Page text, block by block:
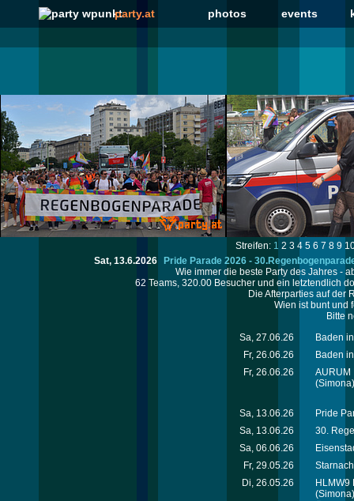
party.at photos events
Streifen: 1 2 3 4 5 6 7 8 9
Sat, 13.6.2026
Pride Parade 2026 -
Wie immer die beste Party des Jahres -
62 Teams, 320.00 Besucher und ein letztendlich
Die Afterparties auf der
Wien ist bunt und
Bitte
Sa, 27.06.26
Baden
Fr, 26.06.26
Baden
Fr, 26.06.26
AURUM
(Simona)
Sa, 13.06.26
Pride
Sa, 13.06.26
30.
Sa, 06.06.26
Fr, 29.05.26
Di, 26.05.26
HLMW9
(Simona)